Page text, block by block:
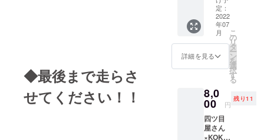
◆最後まで走らさ
せてください！！
容】 ・
お礼の
メール
・川に
向かっ
ます！
ボトル
キー
パー作
り】
KOKYU
の向か
いにあ
るジュ
ショッ
プ
GURUR
ITOで、
世界に
定：
2022
年07
月
詳細を見る
こ
の
リ
タ
ー
ン
を
選
択
す
る
8,0
00 円
残り11
四ツ目
屋さん
×KOKY